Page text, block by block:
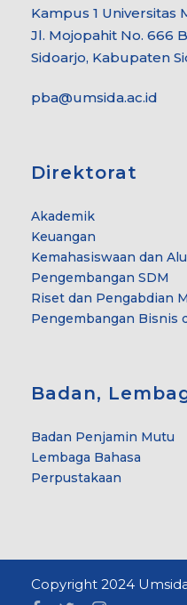
Kampus 1 Universitas
Jl. Mojopahit No. 666
Sidoarjo, Kabupaten
pba@umsida.ac.id
Direktorat
Akademik
Keuangan
Kemahasiswaan dan
Pengembangan SDM
Riset dan Pengabdian
Pengembangan Bisnis
Badan,
Badan Penjamin Mutu
Lembaga Bahasa
Perpustakaan
Copyright 2024